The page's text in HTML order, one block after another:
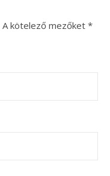
A kötelező mezőket *